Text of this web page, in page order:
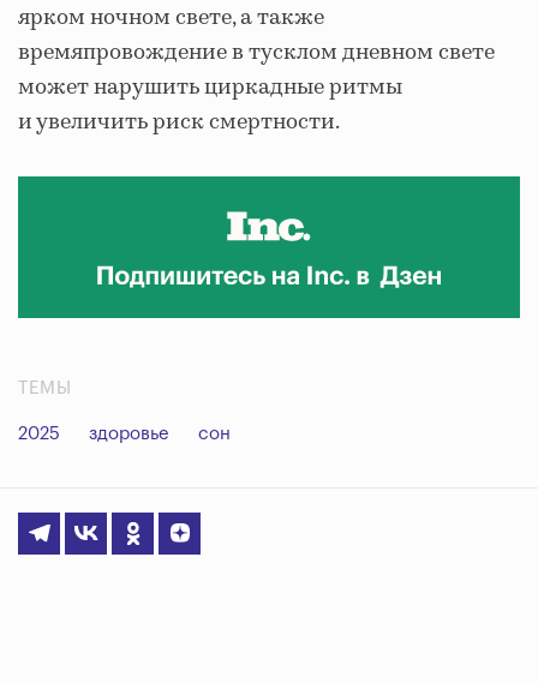
ярком ночном свете, а также
времяпровождение в тусклом дневном свете
может нарушить циркадные ритмы
и увеличить риск смертности.
ТЕМЫ
2025 здоровье сон